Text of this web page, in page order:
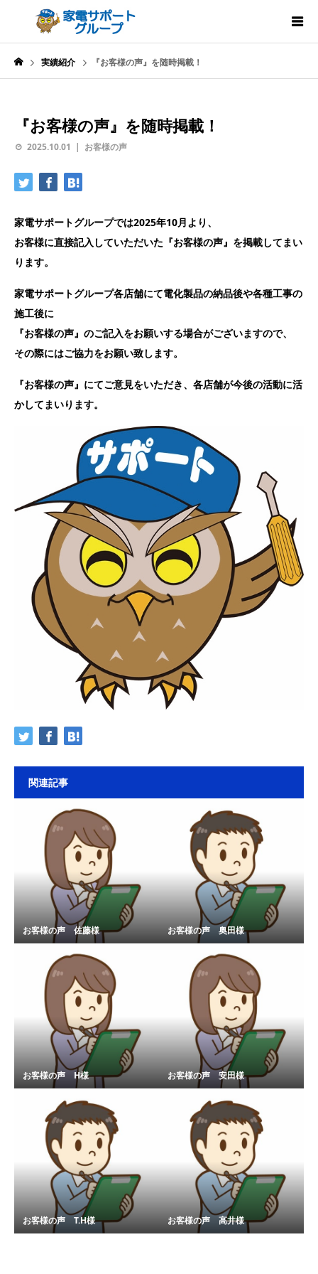
実績紹介 『お客様の声』を随時掲載！
『お客様の声』を随時掲載！
2025.10.01 お客様の声
家電サポートグループでは2025年10月より、
お客様に直接記入していただいた『お客様の声』を掲載してまい
ります。
家電サポートグループ各店舗にて電化製品の納品後や各種工事の
施工後に
『お客様の声』のご記入をお願いする場合がございますので、
その際にはご協力をお願い致します。
『お客様の声』にてご意見をいただき、各店舗が今後の活動に活
かしてまいります。
関連記事
お客様の声 佐藤様 お客様の声 奥田様
お客様の声 H様 お客様の声 安田様
お客様の声 T.H様 お客様の声 高井様